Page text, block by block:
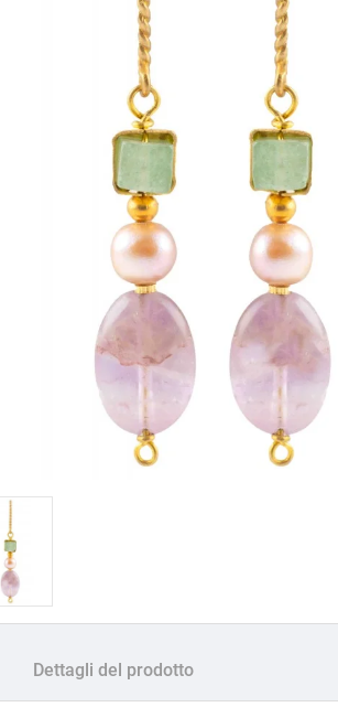
Dettagli del prodotto